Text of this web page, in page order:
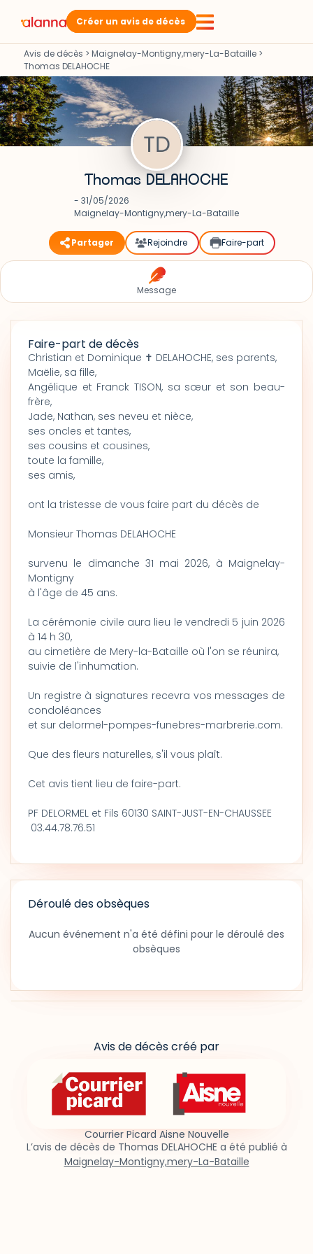
Créer un avis de décès
Avis de décès > Maignelay-Montigny,mery-La-Bataille >
Thomas DELAHOCHE
Thomas DELAHOCHE
- 31/05/2026
Maignelay-Montigny,mery-La-Bataille
Partager Rejoindre Faire-part
Message
Faire-part de décès
Christian et Dominique ✝ DELAHOCHE, ses parents,
Maëlie, sa fille,
Angélique et Franck TISON, sa sœur et son beau-
frère,
Jade, Nathan, ses neveu et nièce,
ses oncles et tantes,
ses cousins et cousines,
toute la famille,
ses amis,
ont la tristesse de vous faire part du décès de
Monsieur Thomas DELAHOCHE
survenu le dimanche 31 mai 2026, à Maignelay-
Montigny
à l'âge de 45 ans.
La cérémonie civile aura lieu le vendredi 5 juin 2026
à 14 h 30,
au cimetière de Mery-la-Bataille où l'on se réunira,
suivie de l'inhumation.
Un registre à signatures recevra vos messages de
condoléances
et sur delormel-pompes-funebres-marbrerie.com.
Que des fleurs naturelles, s'il vous plaît.
Cet avis tient lieu de faire-part.
PF DELORMEL et Fils 60130 SAINT-JUST-EN-CHAUSSEE
03.44.78.76.51
Déroulé des obsèques
Aucun événement n'a été défini pour le déroulé des
obsèques
Avis de décès créé par
Courrier Picard Aisne Nouvelle
L’avis de décès de Thomas DELAHOCHE a été publié à
Maignelay-Montigny,mery-La-Bataille